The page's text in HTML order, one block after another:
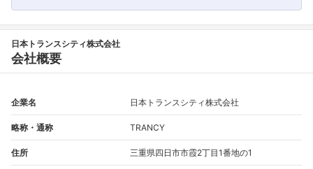
日本トランスシティ株式会社
会社概要
企業名 日本トランスシティ株式会社
略称・通称 TRANCY
住所 三重県四日市市霞2丁目1番地の1